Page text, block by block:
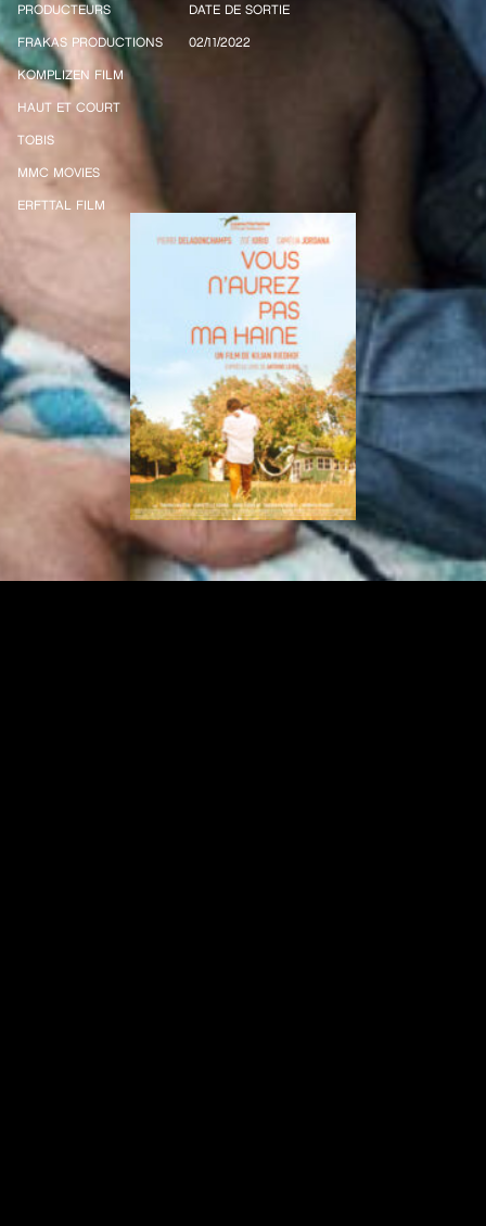
PRODUCTEURS
FRAKAS PRODUCTIONS
KOMPLIZEN FILM
HAUT ET COURT
TOBIS
MMC MOVIES
ERFTTAL FILM
DATE DE SORTIE
02/11/2022